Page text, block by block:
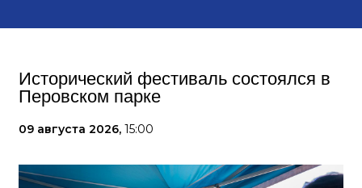
Исторический фестиваль состоялся в
Перовском парке
09 августа 2026, 15:00